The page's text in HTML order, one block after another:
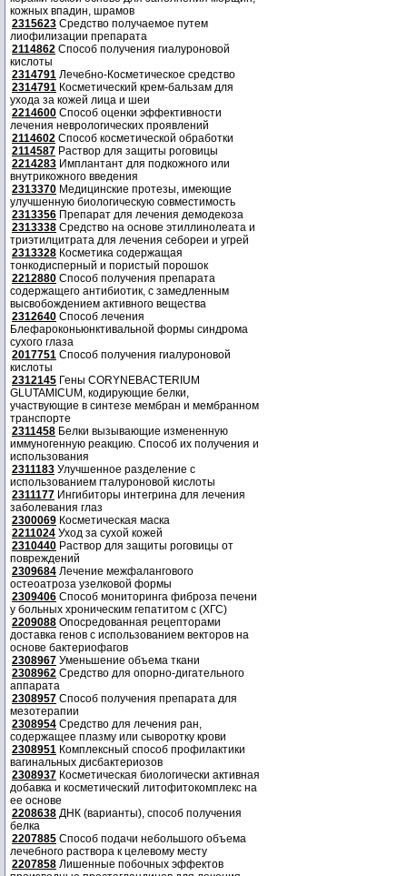
кожных впадин, шрамов
2315623 Средство получаемое путем
лиофилизации препарата
2114862 Способ получения гиалуроновой
кислоты
2314791 Лечебно-Косметическое средство
2314791 Косметический крем-бальзам для
ухода за кожей лица и шеи
2214600 Способ оценки эффективности
лечения неврологических проявлений
2114602 Способ косметической обработки
2114587 Раствор для защиты роговицы
2214283 Имплантант для подкожного или
внутрикожного введения
2313370 Медицинские протезы, имеющие
улучшенную биологическую совместимость
2313356 Препарат для лечения демодекоза
2313338 Средство на основе этиллинолеата и
триэтилцитрата для лечения себореи и угрей
2313328 Косметика содержащая
тонкодисперный и пористый порошок
2212880 Способ получения препарата
содержащего антибиотик, с замедленным
высвобождением активного вещества
2312640 Способ лечения
Блефароконьюнктивальной формы синдрома
сухого глаза
2017751 Способ получения гиалуроновой
кислоты
2312145 Гены CORYNEBACTERIUM
GLUTAMICUM, кодирующие белки,
участвующие в синтезе мембран и мембранном
транспорте
2311458 Белки вызывающие измененную
иммуногенную реакцию. Способ их получения и
использования
2311183 Улучшенное разделение с
использованием гталуроновой кислоты
2311177 Ингибиторы интегрина для лечения
заболевания глаз
2300069 Косметическая маска
2211024 Уход за сухой кожей
2310440 Раствор для защиты роговицы от
повреждений
2309684 Лечение межфалангового
остеоатроза узелковой формы
2309406 Способ мониторинга фиброза печени
у больных хроническим гепатитом с (ХГС)
2209088 Опосредованная рецепторами
доставка генов с использованием векторов на
основе бактериофагов
2308967 Уменьшение объема ткани
2308962 Средство для опорно-дигательного
аппарата
2308957 Способ получения препарата для
мезотерапии
2308954 Средство для лечения ран,
содержащее плазму или сыворотку крови
2308951 Комплексный способ профилактики
вагинальных дисбактериозов
2308937 Косметическая биологически активная
добавка и косметический литофитокомплекс на
ее основе
2208638 ДНК (варианты), способ получения
белка
2207885 Способ подачи небольшого объема
лечебного раствора к целевому месту
2207858 Лишенные побочных эффектов